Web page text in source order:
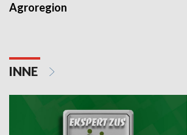
Agroregion
INNE